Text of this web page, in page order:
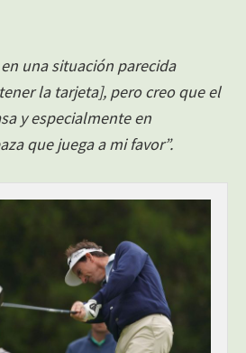
una situación parecida
la tarjeta], pero creo que el
y especialmente en
que juega a mi favor”.